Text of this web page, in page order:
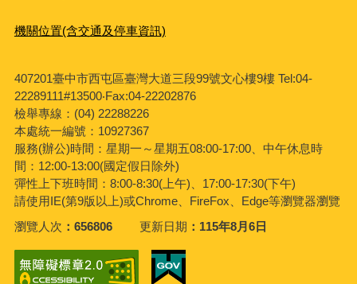
機關位置(含交通及停車資訊)
407201臺中市西屯區臺灣大道三段99號文心樓9樓 Tel:04-
22289111#13500‧Fax:04-22202876
檢舉專線：(04) 22288226
本處統一編號：10927367
服務(辦公)時間：星期一～星期五08:00-17:00、中午休息時
間：12:00-13:00(國定假日除外)
彈性上下班時間：8:00-8:30(上午)、17:00-17:30(下午)
請使用IE(第9版以上)或Chrome、FireFox、Edge等瀏覽器瀏覽
瀏覽人次
656806 更新日期 115年8月6日